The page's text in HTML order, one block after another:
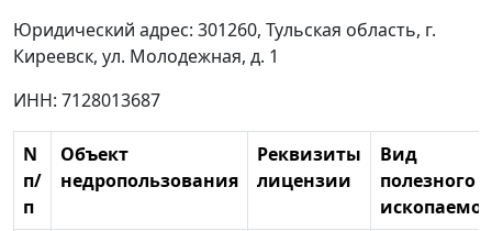
Юридический адрес: 301260, Тульская область, г.
Киреевск, ул. Молодежная, д. 1
ИНН: 7128013687
N
п/
п
Объект
недропользования
Реквизиты
лицензии
Вид
полезного